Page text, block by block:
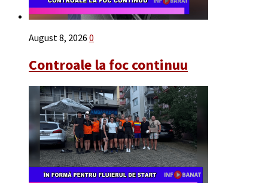
August 8, 2026 0
Controale la foc continuu